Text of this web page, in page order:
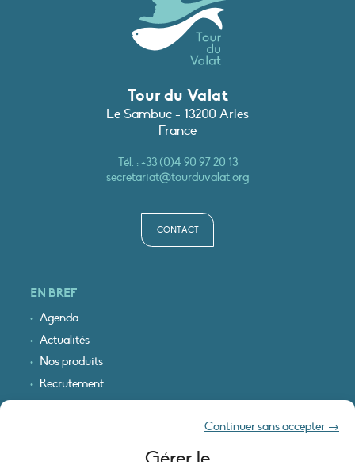
Continuer sans accepter →
Tour du Valat
Le Sambuc - 13200 Arles
France
Tél. :+33 (0)4 90 97 20 13
secretariat@tourduvalat.org
CONTACT
EN BREF
Agenda
Actualités
Nos produits
Recrutement